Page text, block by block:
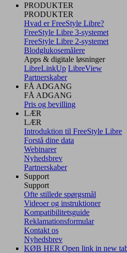
PRODUKTER
PRODUKTER
Hvad er FreeStyle Libre?
FreeStyle Libre 3-systemet
FreeStyle Libre 2-systemet
Blodglukosemålere
Apps & digitale løsninger
LibreLinkUp LibreView
Partnerskaber
FÅ ADGANG
FÅ ADGANG
Pris og bevilling
LÆR
LÆR
Introduktion til FreeStyle Libre
Forstå dine data
Webinarer
Nyhedsbrev
Partnerskaber
Support
Support
Ofte stillede spørgsmål
Videoer og instruktioner
Kompatibilitetsguide
Reklamationsformular
Kontakt os
Nyhedsbrev
KØB HER Open link in new